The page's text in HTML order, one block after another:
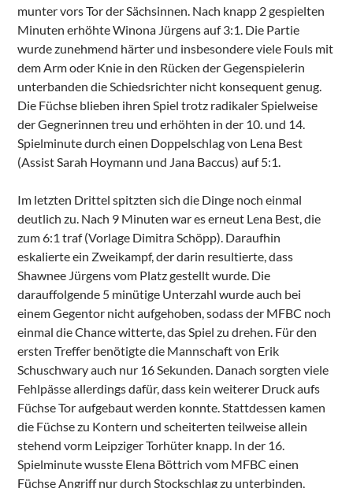
munter vors Tor der Sächsinnen. Nach knapp 2 gespielten
Minuten erhöhte Winona Jürgens auf 3:1. Die Partie
wurde zunehmend härter und insbesondere viele Fouls mit
dem Arm oder Knie in den Rücken der Gegenspielerin
unterbanden die Schiedsrichter nicht konsequent genug.
Die Füchse blieben ihren Spiel trotz radikaler Spielweise
der Gegnerinnen treu und erhöhten in der 10. und 14.
Spielminute durch einen Doppelschlag von Lena Best
(Assist Sarah Hoymann und Jana Baccus) auf 5:1.
Im letzten Drittel spitzten sich die Dinge noch einmal
deutlich zu. Nach 9 Minuten war es erneut Lena Best, die
zum 6:1 traf (Vorlage Dimitra Schöpp). Daraufhin
eskalierte ein Zweikampf, der darin resultierte, dass
Shawnee Jürgens vom Platz gestellt wurde. Die
darauffolgende 5 minütige Unterzahl wurde auch bei
einem Gegentor nicht aufgehoben, sodass der MFBC noch
einmal die Chance witterte, das Spiel zu drehen. Für den
ersten Treffer benötigte die Mannschaft von Erik
Schuschwary auch nur 16 Sekunden. Danach sorgten viele
Fehlpässe allerdings dafür, dass kein weiterer Druck aufs
Füchse Tor aufgebaut werden konnte. Stattdessen kamen
die Füchse zu Kontern und scheiterten teilweise allein
stehend vorm Leipziger Torhüter knapp. In der 16.
Spielminute wusste Elena Böttrich vom MFBC einen
Füchse Angriff nur durch Stockschlag zu unterbinden,